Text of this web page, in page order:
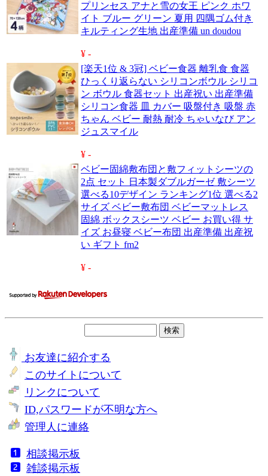
プリンセス アナと雪の女王 ピンク ホワ
イト ブルー グリーン 夏用 四隅ゴム付き
キルティング生地 出産準備 un doudou
¥ -
[楽天1位 & 3冠] ベビー食器 離乳食 食器
ひっくり返らない シリコンボウル シリコ
ン ボウル 食器セット 出産祝い 出産準備
シリコン食器 皿 カバー 吸盤付き 吸盤 赤
ちゃん ベビー 耐熱 耐冷 ちゃいなび アン
ジュスマイル
¥ -
ベビー固綿敷布団と敷フィットシーツの
2点 セット 日本製ダブルガーゼ 敷シーツ
選べる10デザイン ランキング1位 選べる2
サイズ ベビー敷布団 ベビーマットレス
固綿 ボックスシーツ ベビー お買い得 サ
イズ お昼寝 ベビー布団 出産準備 出産祝
い ギフト fm2
¥ -
お友達に紹介する
このサイトについて
リンクについて
ID,パスワードが不明な方へ
管理人に連絡
相談掲示板
雑談掲示板